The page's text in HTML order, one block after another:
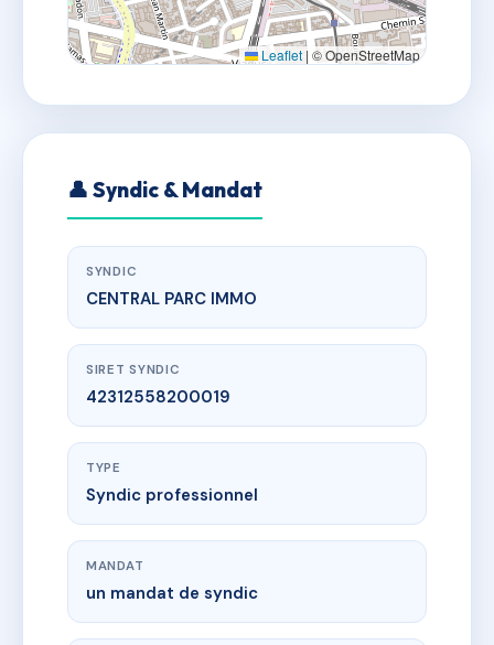
Leaflet | © OpenStreetMap
👤 Syndic & Mandat
SYNDIC
CENTRAL PARC IMMO
SIRET SYNDIC
42312558200019
TYPE
Syndic professionnel
MANDAT
un mandat de syndic